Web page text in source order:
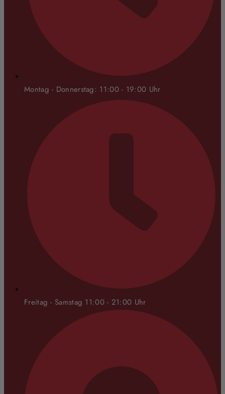
Montag - Donnerstag: 11:00 - 19:00 Uhr
Freitag - Samstag 11:00 - 21:00 Uhr